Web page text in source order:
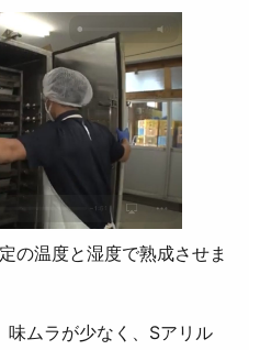
の温度と湿度で熟成させま
味ムラが少なく、Sアリル